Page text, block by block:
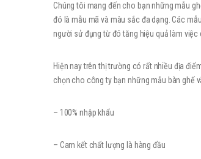
Chúng tôi mang đến cho bạn những mẫu
đó là mẫu mã và màu sắc đa dạng. Các
người sử đụng từ đó tăng hiệu quả làm
Hiện nay trên thị trường có rất nhiều địa
chọn cho công ty bạn những mẫu bàn ghế
– 100% nhập khẩu
– Cam kết chất lượng là hàng đầu